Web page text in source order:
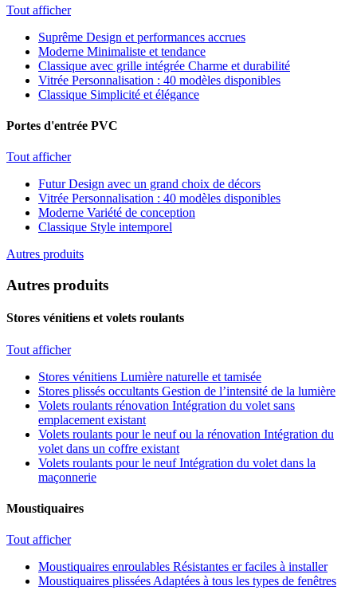
Tout afficher
Suprême Design et performances accrues
Moderne Minimaliste et tendance
Classique avec grille intégrée Charme et durabilité
Vitrée Personnalisation : 40 modèles disponibles
Classique Simplicité et élégance
Portes d'entrée PVC
Tout afficher
Futur Design avec un grand choix de décors
Vitrée Personnalisation : 40 modèles disponibles
Moderne Variété de conception
Classique Style intemporel
Autres produits
Autres produits
Stores vénitiens et volets roulants
Tout afficher
Stores vénitiens Lumière naturelle et tamisée
Stores plissés occultants Gestion de l’intensité de la lumière
Volets roulants rénovation Intégration du volet sans
emplacement existant
Volets roulants pour le neuf ou la rénovation Intégration du
volet dans un coffre existant
Volets roulants pour le neuf Intégration du volet dans la
maçonnerie
Moustiquaires
Tout afficher
Moustiquaires enroulables Résistantes er faciles à installer
Moustiquaires plissées Adaptées à tous les types de fenêtres